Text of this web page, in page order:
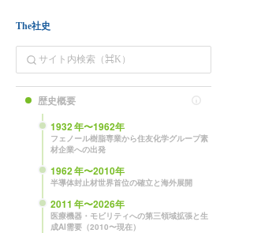
The社史
歴史概要
1932年〜1962年
フェノール樹脂専業から住友化学グループ素
材企業への出発
1962年〜2010年
半導体封止材世界首位の確立と海外展開
2011 年〜2026年
医療機器・モビリティへの第三領域拡張と生
成AI需要（2010〜現在）